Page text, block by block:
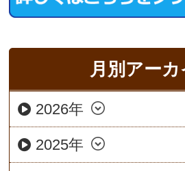
月別アー
2026年
2025年